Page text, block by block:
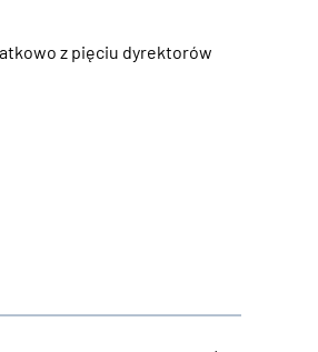
z pięciu dyrektorów